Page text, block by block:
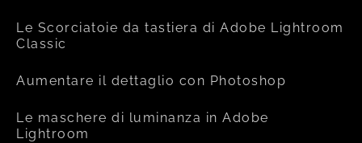
Le Scorciatoie da tastiera di Adobe Lightroom
Classic
Aumentare il dettaglio con Photoshop
Le maschere di luminanza in Adobe
Lightroom